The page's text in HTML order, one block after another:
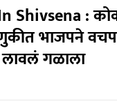
Shivsena :
भाजपने
लावलं गळाला